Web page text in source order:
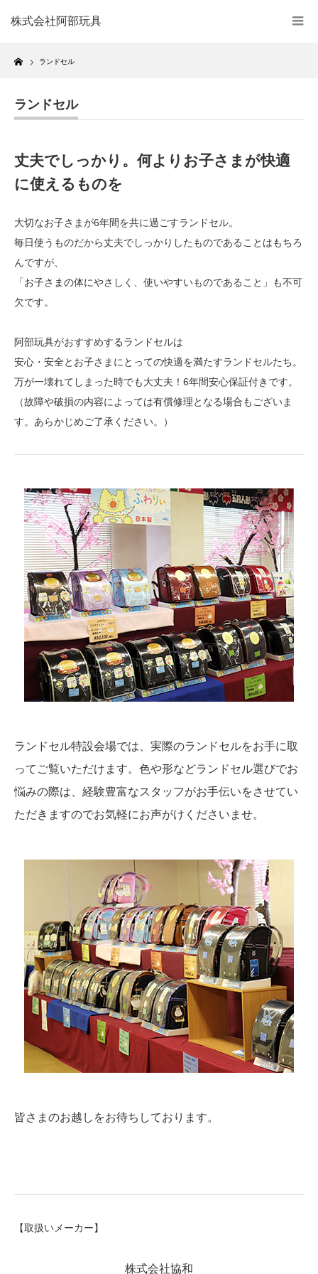
株式会社阿部玩具
Home
ランドセル
ランドセル
丈夫でしっかり。何よりお子さまが快適
に使えるものを
大切なお子さまが6年間を共に過ごすランドセル。
毎日使うものだから丈夫でしっかりしたものであることはもちろ
んですが、
「お子さまの体にやさしく、使いやすいものであること」も不可
欠です。
阿部玩具がおすすめするランドセルは
安心・安全とお子さまにとっての快適を満たすランドセルたち。
万が一壊れてしまった時でも大丈夫！6年間安心保証付きです。
（故障や破損の内容によっては有償修理となる場合もございま
す。あらかじめご了承ください。）
ランドセル特設会場では、実際のランドセルをお手に取
ってご覧いただけます。色や形などランドセル選びでお
悩みの際は、経験豊富なスタッフがお手伝いをさせてい
ただきますのでお気軽にお声がけくださいませ。
皆さまのお越しをお待ちしております。
【取扱いメーカー】
株式会社協和